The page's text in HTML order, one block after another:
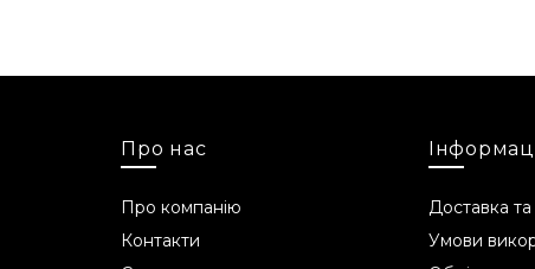
Про нас
Про компанію
Контакти
Доставка
Умови